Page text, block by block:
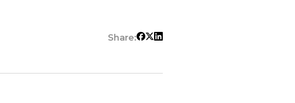
Share: